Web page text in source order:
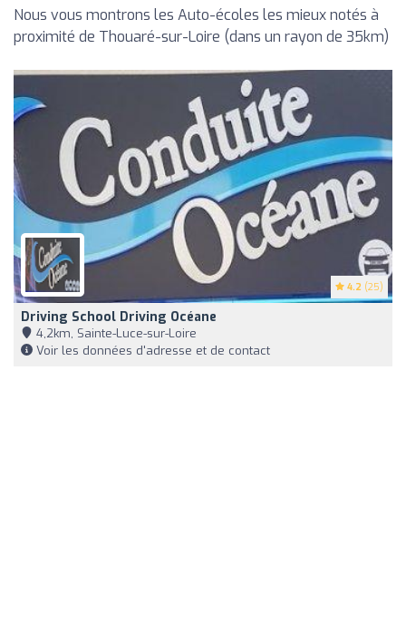
Nous vous montrons les Auto-écoles les mieux notés à
proximité de Thouaré-sur-Loire (dans un rayon de 35km)
4.2 (25)
Driving School Driving Océane
4,2km, Sainte-Luce-sur-Loire
Voir les données d'adresse et de contact